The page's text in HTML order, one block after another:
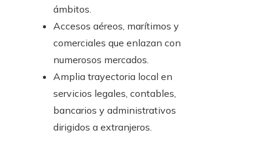
ámbitos.
Accesos aéreos, marítimos y
comerciales que enlazan con
numerosos mercados.
Amplia trayectoria local en
servicios legales, contables,
bancarios y administrativos
dirigidos a extranjeros.